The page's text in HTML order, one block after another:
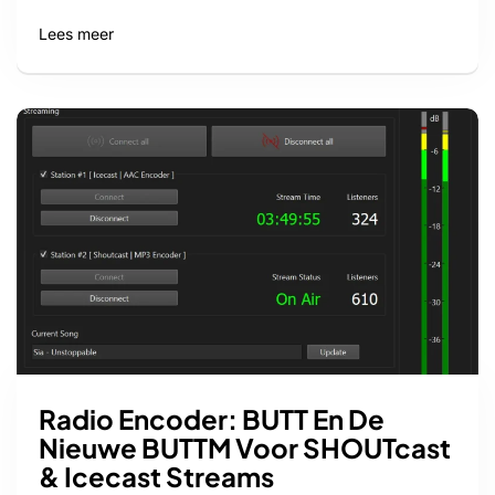
Lees meer
Radio Encoder: BUTT En De
Nieuwe BUTTM Voor SHOUTcast
& Icecast Streams